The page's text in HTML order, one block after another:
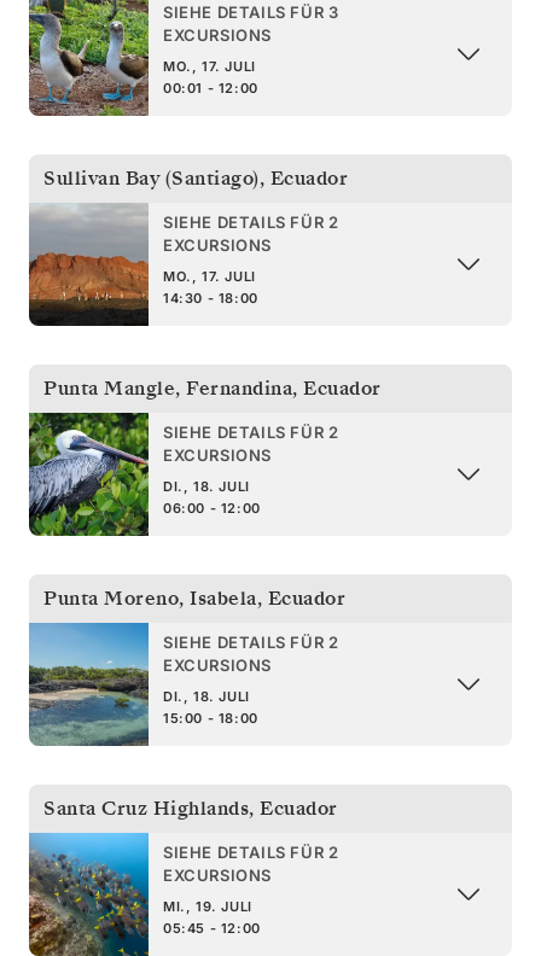
SIEHE DETAILS FÜR 3
EXCURSIONS
MO., 17. JULI
00:01 - 12:00
Sullivan Bay (Santiago), Ecuador
SIEHE DETAILS FÜR 2
EXCURSIONS
MO., 17. JULI
14:30 - 18:00
Punta Mangle, Fernandina, Ecuador
SIEHE DETAILS FÜR 2
EXCURSIONS
DI., 18. JULI
06:00 - 12:00
Punta Moreno, Isabela, Ecuador
SIEHE DETAILS FÜR 2
EXCURSIONS
DI., 18. JULI
15:00 - 18:00
Santa Cruz Highlands, Ecuador
SIEHE DETAILS FÜR 2
EXCURSIONS
MI., 19. JULI
05:45 - 12:00